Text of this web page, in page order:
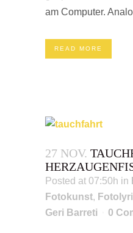
am Computer.
READ MORE
27 NOV.
Posted at 07:50h in
Fotokunst,
Geri Barreti
0